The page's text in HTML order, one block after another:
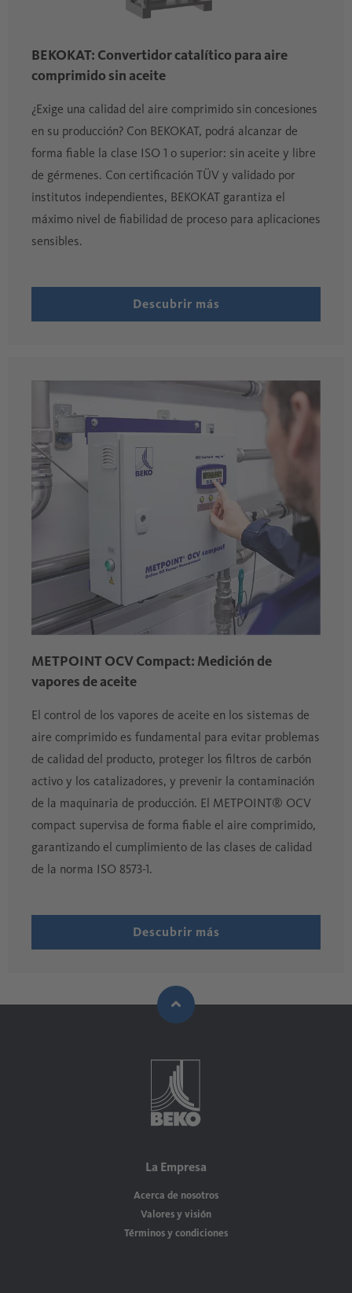
BEKOKAT: Convertidor catalítico para aire
comprimido sin aceite
¿Exige una calidad del aire comprimido sin concesiones
en su producción? Con BEKOKAT, podrá alcanzar de
forma fiable la clase ISO 1 o superior: sin aceite y libre
de gérmenes. Con certificación TÜV y validado por
institutos independientes, BEKOKAT garantiza el
máximo nivel de fiabilidad de proceso para aplicaciones
sensibles.
Descubrir más
METPOINT OCV Compact: Medición de
vapores de aceite
El control de los vapores de aceite en los sistemas de
aire comprimido es fundamental para evitar problemas
de calidad del producto, proteger los filtros de carbón
activo y los catalizadores, y prevenir la contaminación
de la maquinaria de producción. El METPOINT® OCV
compact supervisa de forma fiable el aire comprimido,
garantizando el cumplimiento de las clases de calidad
de la norma ISO 8573-1.
Descubrir más
La Empresa
Acerca de nosotros
Valores y visión
Términos y condiciones